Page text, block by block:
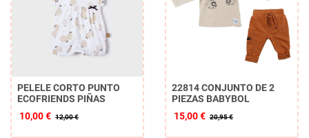
PELELE CORTO PUNTO
ECOFRIENDS PIÑAS
10,00 € 12,00 €
22814 CONJUNTO DE 2
PIEZAS BABYBOL
15,00 € 20,95 €